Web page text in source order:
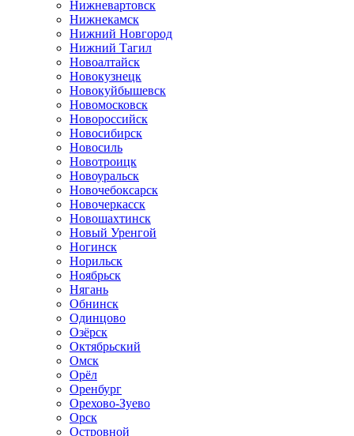
Нижневартовск
Нижнекамск
Нижний Новгород
Нижний Тагил
Новоалтайск
Новокузнецк
Новокуйбышевск
Новомосковск
Новороссийск
Новосибирск
Новосиль
Новотроицк
Новоуральск
Новочебоксарск
Новочеркасск
Новошахтинск
Новый Уренгой
Ногинск
Норильск
Ноябрьск
Нягань
Обнинск
Одинцово
Озёрск
Октябрьский
Омск
Орёл
Оренбург
Орехово-Зуево
Орск
Островной